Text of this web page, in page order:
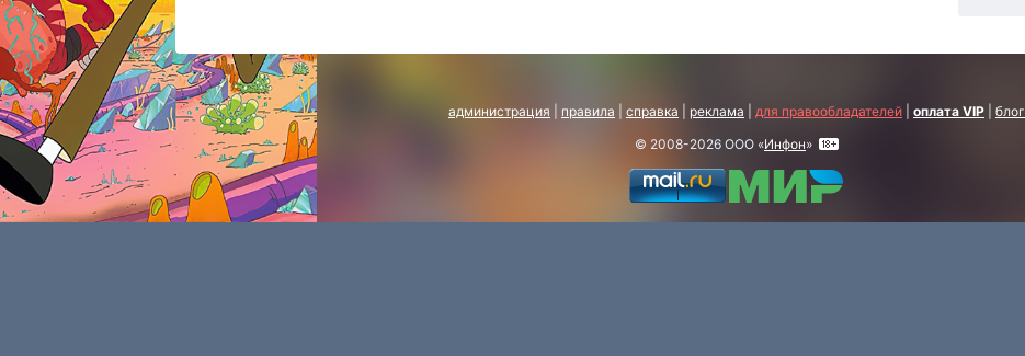
администрация правила справка реклама для правообладателей оплата VIP
блог
© 2008-2026 ООО «Инфон»